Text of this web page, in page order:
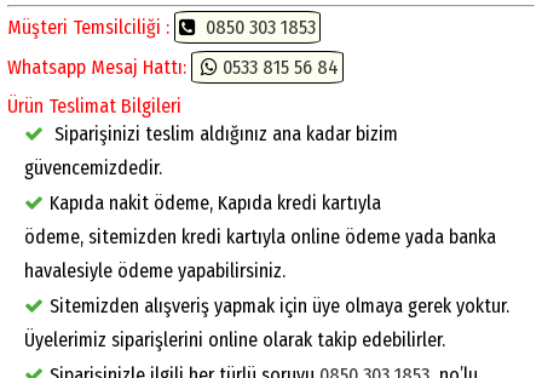
Müşteri Temsilciliği :
0850 303 1853
Whatsapp Mesaj Hattı:
0533 815 56 84
Ürün Teslimat Bilgileri
Siparişinizi teslim aldığınız ana kadar bizim
güvencemizdedir.
Kapıda nakit ödeme, Kapıda kredi kartıyla
ödeme, sitemizden kredi kartıyla online ödeme yada banka
havalesiyle ödeme yapabilirsiniz.
Sitemizden alışveriş yapmak için üye olmaya gerek yoktur.
Üyelerimiz siparişlerini online olarak takip edebilirler.